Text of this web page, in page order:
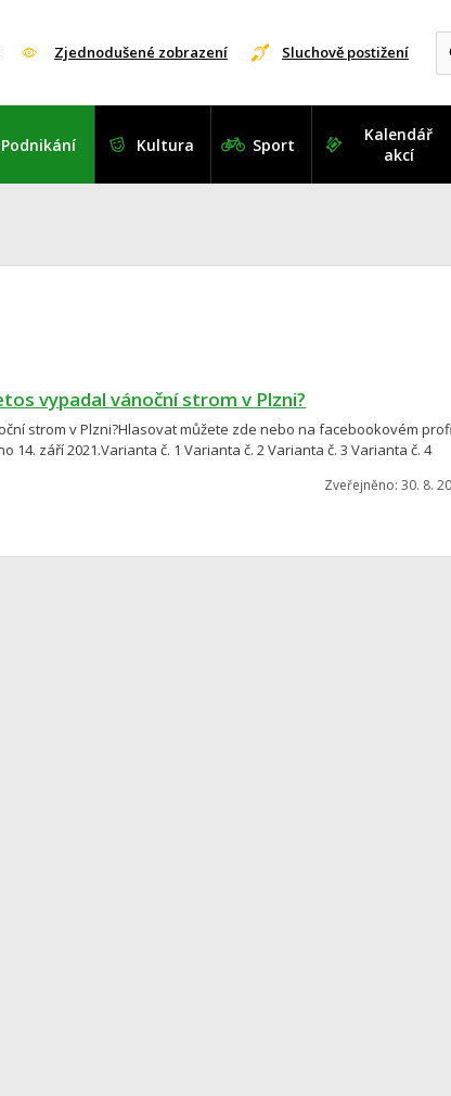
Zjednodušené zobrazení Sluchově postižení
Podnikání Kultura Sport
Kalendář
akcí
vypadal vánoční strom v Plzni?
strom v Plzni?Hlasovat můžete zde nebo na facebookovém
14. září 2021.Varianta č. 1 Varianta č. 2 Varianta č. 3 Varianta č. 4
Zveřejněno: 30. 8.